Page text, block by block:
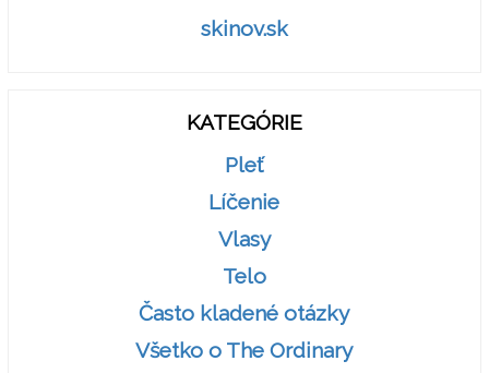
skinov.sk
KATEGÓRIE
Pleť
Líčenie
Vlasy
Telo
Často kladené otázky
Všetko o The Ordinary